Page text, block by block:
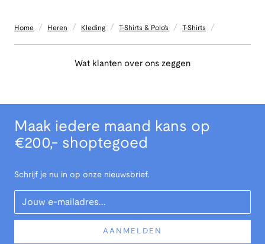
Home / Heren / Kleding / T-Shirts & Polo's / T-Shirts /
Wat klanten over ons zeggen
Maak iedere maand kans op
€200,- shoptegoed
Schrijf je nu in op onze nieuwsbrief.
Your Email
AANMELDEN